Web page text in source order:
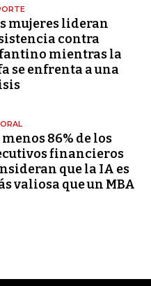
mujeres lideran
contra
mientras la
se enfrenta a una
86% de los
financieros
que la IA es
valiosa que un MBA